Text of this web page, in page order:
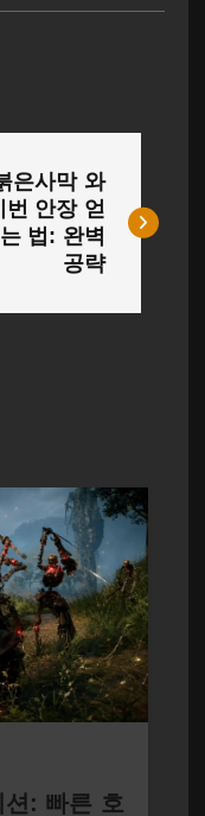
은사막 와
번 안장 얻
는 법: 완벽
공략
: 빠른 호